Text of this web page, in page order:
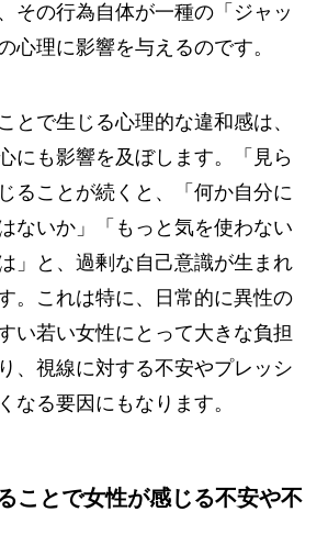
その行為自体が一種の「ジャッ
心理に影響を与えるのです。
とで生じる心理的な違和感は、
にも影響を及ぼします。「見ら
ることが続くと、「何か自分に
ないか」「もっと気を使わない
」と、過剰な自己意識が生まれ
。これは特に、日常的に異性の
い若い女性にとって大きな負担
、視線に対する不安やプレッシ
なる要因にもなります。
ことで女性が感じる不安や不